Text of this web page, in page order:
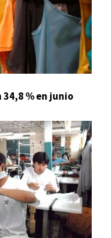
% en junio